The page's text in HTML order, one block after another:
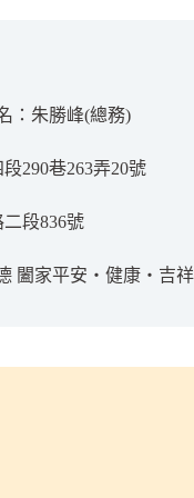
：朱勝峰(總務)
290巷263弄20號
段836號
德 闔家平安‧健康‧吉